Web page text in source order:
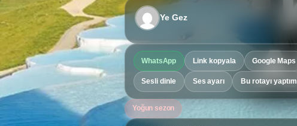
Ye Gez
WhatsApp Link kopyala Google Maps
Sesli dinle Ses ayarı Bu rotayı yaptım
Yoğun sezon